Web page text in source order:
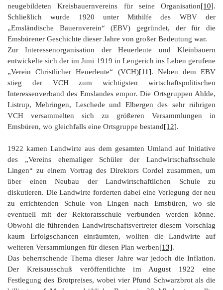
neugebildeten Kreisbauernvereins für seine Organisation[10].
Schließlich wurde 1920 unter Mithilfe des WBV der
„Emsländische Bauernverein“ (EBV) gegründet, der für die
Emsbürener Geschichte dieser Jahre von großer Bedeutung war.
Zur Interessenorganisation der Heuerleute und Kleinbauern
entwickelte sich der im Juni 1919 in Lengerich ins Leben gerufene
„Verein Christlicher Heuerleute“ (VCH)[11]. Neben dem EBV
stieg der VCH zum wichtigsten wirtschaftspolitischen
Interessenverband des Emslandes empor. Die Ortsgruppen Ahlde,
Listrup, Mehringen, Leschede und Elbergen des sehr rührigen
VCH versammelten sich zu größeren Versammlungen in
Emsbüren, wo gleichfalls eine Ortsgruppe bestand[12].
1922 kamen Landwirte aus dem gesamten Umland auf Initiative
des „Vereins ehemaliger Schüler der Landwirtschaftsschule
Lingen“ zu einem Vortrag des Direktors Cordel zusammen, um
über einen Neubau der Landwirtschaftlichen Schule zu
diskutieren. Die Landwirte forderten dabei eine Verlegung der neu
zu errichtenden Schule von Lingen nach Emsbüren, wo sie
eventuell mit der Rektoratsschule verbunden werden könne.
Obwohl die führenden Landwirtschaftsvertreter diesem Vorschlag
kaum Erfolgschancen einräumten, wollten die Landwirte auf
weiteren Versammlungen für diesen Plan werben[13].
Das beherrschende Thema dieser Jahre war jedoch die Inflation.
Der Kreisausschuß veröffentlichte im August 1922 eine
Festlegung des Brotpreises, wobei vier Pfund Schwarzbrot als die